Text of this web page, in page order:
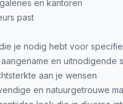
en kantoren
past
je nodig hebt voor
en uitnodigende
aan je wensen
en natuurgetrouwe